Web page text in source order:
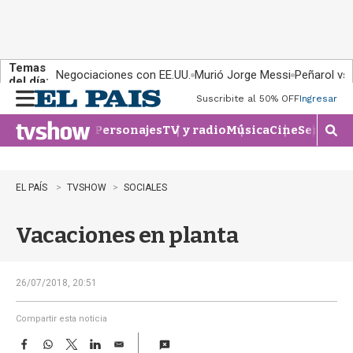
Temas
del día: Negociaciones con EE.UU. Murió Jorge Messi Peñarol
n
u
Suscribite al 50% OFFIngresar
PersonajesTV y radioMúsicaCineSeries
M
o
EL PAÍS TVSHOW SOCIALES
Vacaciones en planta
26/07/2018, 20:51
Compartir esta noticia
F
W
T
L
E